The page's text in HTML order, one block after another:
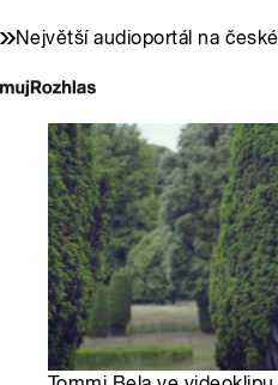
Největší audioportál na